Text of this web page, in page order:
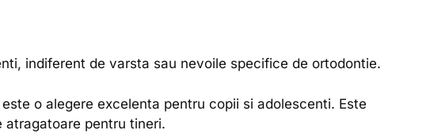
indiferent de varsta sau nevoile specifice de ortodontie.
o alegere excelenta pentru copii si adolescenti. Este
pentru tineri.